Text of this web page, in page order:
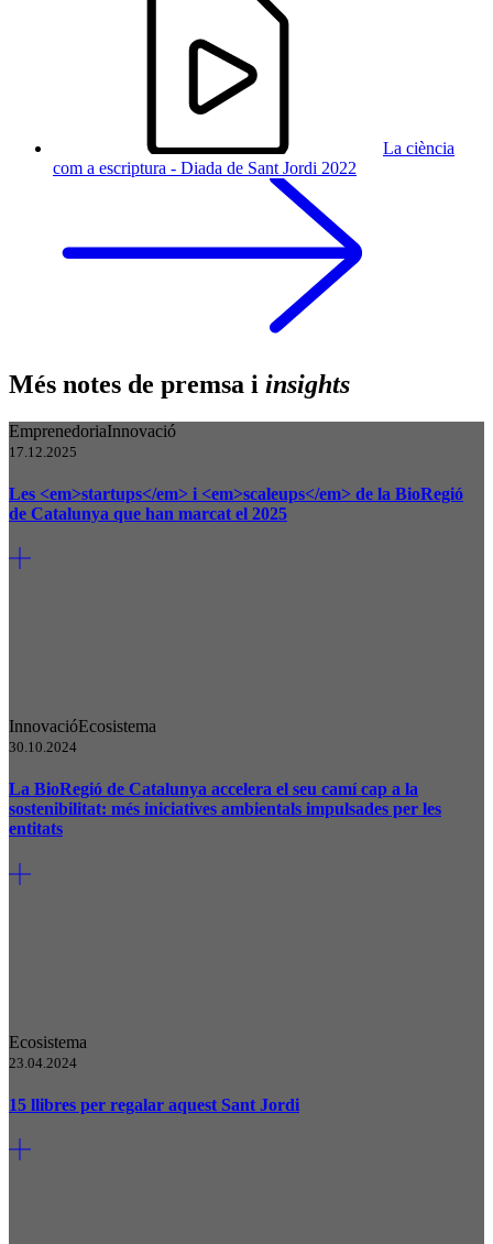
La ciència
com a escriptura - Diada de Sant Jordi 2022
Més notes de premsa i insights
EmprenedoriaInnovació
17.12.2025
Les <em>startups</em> i <em>scaleups</em> de la BioRegió
de Catalunya que han marcat el 2025
InnovacióEcosistema
30.10.2024
La BioRegió de Catalunya accelera el seu camí cap a la
sostenibilitat: més iniciatives ambientals impulsades per les
entitats
Ecosistema
23.04.2024
15 llibres per regalar aquest Sant Jordi